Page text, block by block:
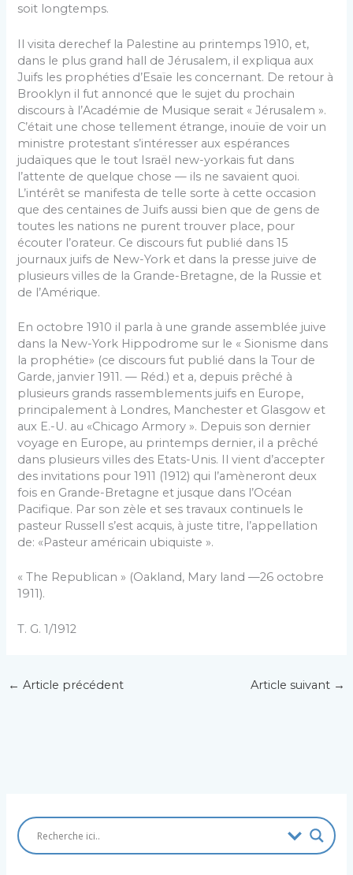
soit longtemps.
Il visita derechef la Palestine au printemps 1910, et,
dans le plus grand hall de Jérusalem, il expliqua aux
Juifs les prophéties d’Esaïe les concernant. De retour à
Brooklyn il fut annoncé que le sujet du prochain
discours à l’Académie de Musique serait « Jérusalem ».
C’était une chose tellement étrange, inouïe de voir un
ministre protestant s’intéresser aux espérances
judaïques que le tout Israël new-yorkais fut dans
l’attente de quelque chose — ils ne savaient quoi.
L’intérêt se manifesta de telle sorte à cette occasion
que des centaines de Juifs aussi bien que de gens de
toutes les nations ne purent trouver place, pour
écouter l’orateur. Ce discours fut publié dans 15
journaux juifs de New-York et dans la presse juive de
plusieurs villes de la Grande-Bretagne, de la Russie et
de l’Amérique.
En octobre 1910 il parla à une grande assemblée juive
dans la New-York Hippodrome sur le « Sionisme dans
la prophétie» (ce discours fut publié dans la Tour de
Garde, janvier 1911. — Réd.) et a, depuis prêché à
plusieurs grands rassemblements juifs en Europe,
principalement à Londres, Manchester et Glasgow et
aux E.-U. au «Chicago Armory ». Depuis son dernier
voyage en Europe, au printemps dernier, il a prêché
dans plusieurs villes des Etats-Unis. Il vient d’accepter
des invitations pour 1911 (1912) qui l’amèneront deux
fois en Grande-Bretagne et jusque dans l’Océan
Pacifique. Par son zèle et ses travaux continuels le
pasteur Russell s’est acquis, à juste titre, l’appellation
de: «Pasteur américain ubiquiste ».
« The Republican » (Oakland, Mary land —26 octobre
1911).
T. G. 1/1912
← Article précédent Article suivant →